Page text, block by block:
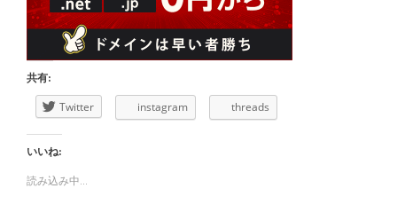
共有:
Twitter instagram threads
いいね:
読み込み中...